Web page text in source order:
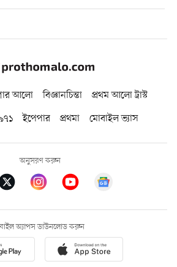
আলো বিজ্ঞানচিন্তা
প্রথম আলো ট্রাস্ট
ইপেপার প্রথমা মোবাইল ভ্যাস
অনুসরণ করুন
অ্যাপস ডাউনলোড করুন